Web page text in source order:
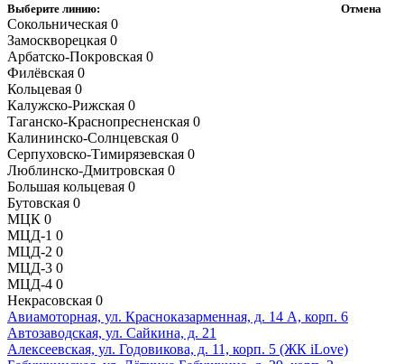
Выберите линию: Отмена
Сокольническая 0
Замоскворецкая 0
Арбатско-Покровская 0
Филёвская 0
Кольцевая 0
Калужско-Рижская 0
Таганско-Краснопресненская 0
Калининско-Солнцевская 0
Серпуховско-Тимирязевская 0
Люблинско-Дмитровская 0
Большая кольцевая 0
Бутовская 0
МЦК 0
МЦД-1 0
МЦД-2 0
МЦД-3 0
МЦД-4 0
Некрасовская 0
Авиамоторная, ул. Красноказарменная, д. 14 А, корп. 6
Автозаводская, ул. Сайкина, д. 21
Алексеевская, ул. Годовикова, д. 11, корп. 5 (ЖК iLove)